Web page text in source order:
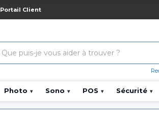
Portail Client
Photo ▾ Sono ▾ POS ▾ Sécurité ▾